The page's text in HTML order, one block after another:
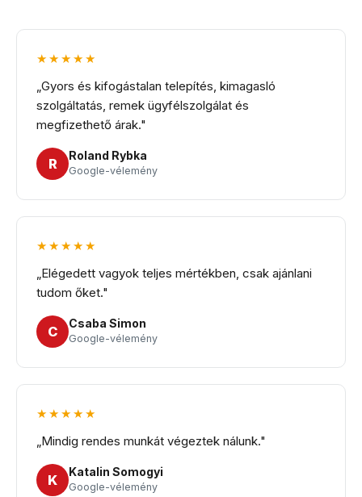
★★★★★
„Gyors és kifogástalan telepítés, kimagasló
szolgáltatás, remek ügyfélszolgálat és
megfizethető árak."
R
Roland Rybka
Google-vélemény
★★★★★
„Elégedett vagyok teljes mértékben, csak ajánlani
tudom őket."
C
Csaba Simon
Google-vélemény
★★★★★
„Mindig rendes munkát végeztek nálunk."
K
Katalin Somogyi
Google-vélemény